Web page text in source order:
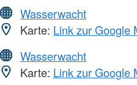
Wasserwacht
Karte: Link zur Google
Wasserwacht
Karte: Link zur Google